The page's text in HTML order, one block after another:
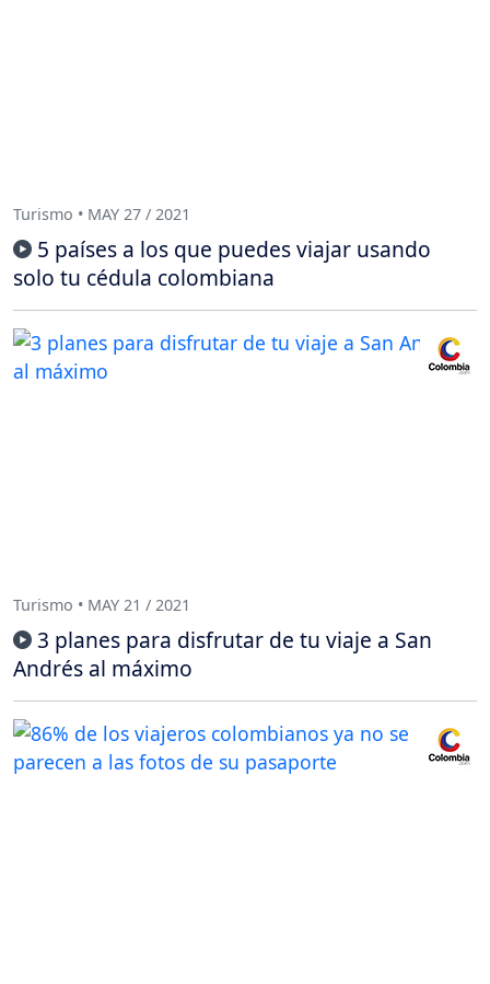
Turismo • MAY 27 / 2021
5 países a los que puedes viajar usando
solo tu cédula colombiana
Turismo • MAY 21 / 2021
3 planes para disfrutar de tu viaje a San
Andrés al máximo